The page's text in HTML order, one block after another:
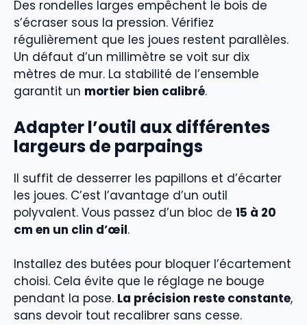
Des rondelles larges empêchent le bois de
s’écraser sous la pression. Vérifiez
régulièrement que les joues restent parallèles.
Un défaut d’un millimètre se voit sur dix
mètres de mur. La stabilité de l’ensemble
garantit un mortier bien calibré.
Adapter l’outil aux différentes
largeurs de parpaings
Il suffit de desserrer les papillons et d’écarter
les joues. C’est l’avantage d’un outil
polyvalent. Vous passez d’un bloc de 15 à 20
cm en un clin d’œil.
Installez des butées pour bloquer l’écartement
choisi. Cela évite que le réglage ne bouge
pendant la pose. La précision reste constante,
sans devoir tout recalibrer sans cesse.